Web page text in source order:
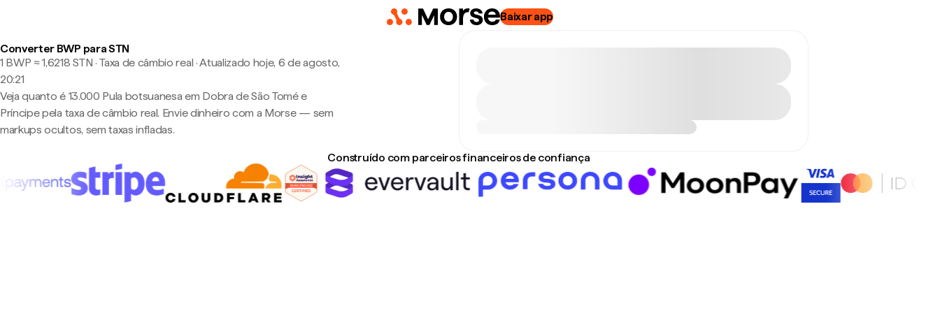
Baixar app
Converter BWP para STN
1 BWP ≈ 1,6218 STN · Taxa de câmbio real ·Atualizado hoje, 6 de agosto,
20:21
Veja quanto é 13.000 Pula botsuanesa em Dobra de São Tomé e
Príncipe pela taxa de câmbio real. Envie dinheiro com a Morse — sem
markups ocultos, sem taxas infladas.
Construído com parceiros financeiros de confiança